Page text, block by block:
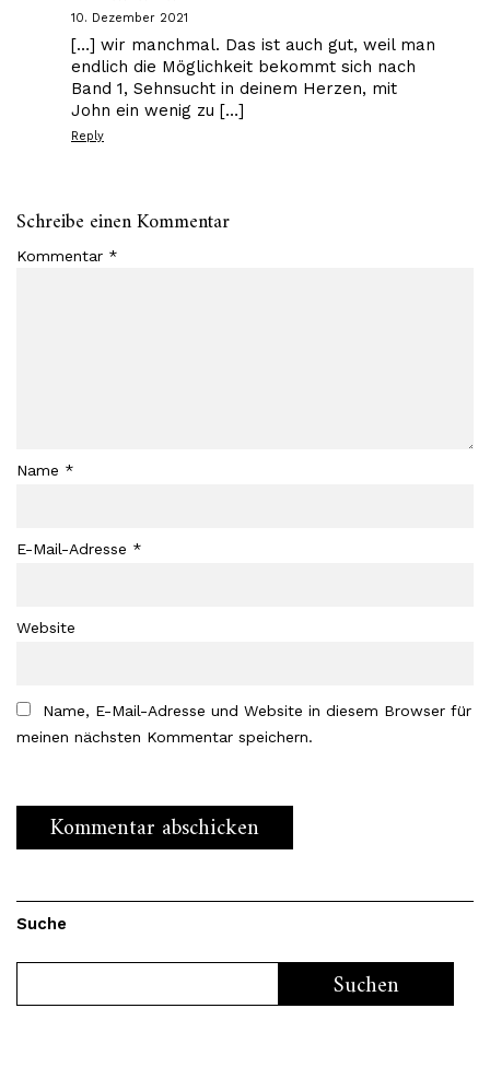
10. Dezember 2021
[…] wir manchmal. Das ist auch gut, weil man
endlich die Möglichkeit bekommt sich nach
Band 1, Sehnsucht in deinem Herzen, mit
John ein wenig zu […]
Reply
Schreibe einen Kommentar
Kommentar *
Name *
E-Mail-Adresse *
Website
Name, E-Mail-Adresse und Website in diesem Browser für
meinen nächsten Kommentar speichern.
Suche